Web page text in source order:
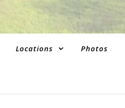
Locations Photos